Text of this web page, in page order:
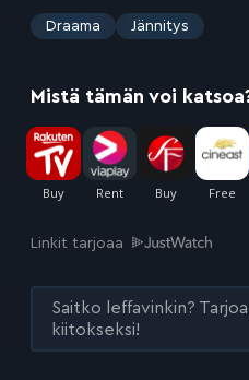
: Draama Jännitys
Mistä tämän voi
Linkit tarjoaa
Saitko leffavinkin?
kiitokseksi!